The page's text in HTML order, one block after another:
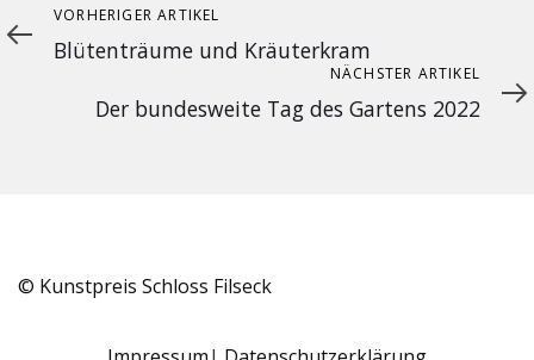
Vorheriger
Artikel
VORHERIGER ARTIKEL
Blütenträume und Kräuterkram
Artikel
NÄCHSTER ARTIKEL
Der bundesweite Tag des Gartens 2022
© Kunstpreis Schloss Filseck